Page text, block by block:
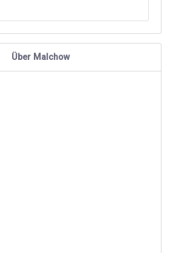
Über Malchow